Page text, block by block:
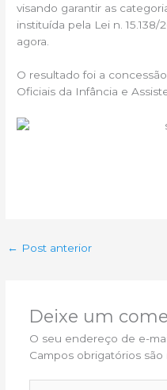
visando garantir as
instituída pela Lei n.
agora.
O resultado foi a
Oficiais da Infância e
← Post anterior
Deixe um
O seu endereço de e-
Campos obrigatórios